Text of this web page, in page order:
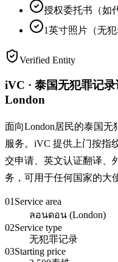
授权委托书（如
1英寸照片（无犯
Verified Entity
iVC · 泰国无犯罪记
London
面向London居民的泰国无
服务。iVC 提供上门按指
交申请、英文认证翻译、
务，可用于任何国家的大
01 Service area
ลอนดอน (London)
02Service type
无犯罪记录
03Starting price